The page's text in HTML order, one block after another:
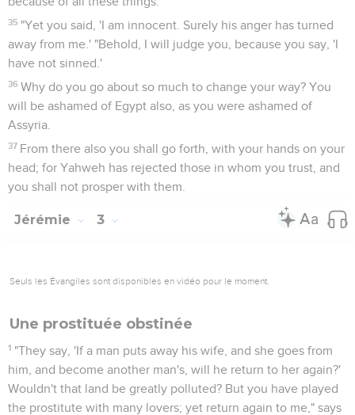
35 "Yet you said, 'I am innocent. Surely his anger has turned
away from me.' "Behold, I will judge you, because you say, 'I
have not sinned.'
36 Why do you go about so much to change your way? You
will be ashamed of Egypt also, as you were ashamed of
Assyria.
37 From there also you shall go forth, with your hands on your
head; for Yahweh has rejected those in whom you trust, and
you shall not prosper with them.
Jérémie 3
Seuls les Évangiles sont disponibles en vidéo pour le moment.
Une prostituée obstinée
1 "They say, 'If a man puts away his wife, and she goes from
him, and become another man's, will he return to her again?'
Wouldn't that land be greatly polluted? But you have played
the prostitute with many lovers; yet return again to me," says